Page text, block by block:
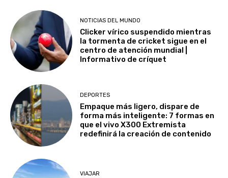
NOTICIAS DEL MUNDO
Clicker vírico suspendido mientras
la tormenta de cricket sigue en el
centro de atención mundial |
Informativo de críquet
DEPORTES
Empaque más ligero, dispare de
forma más inteligente: 7 formas en
que el vivo X300 Extremista
redefinirá la creación de contenido
VIAJAR